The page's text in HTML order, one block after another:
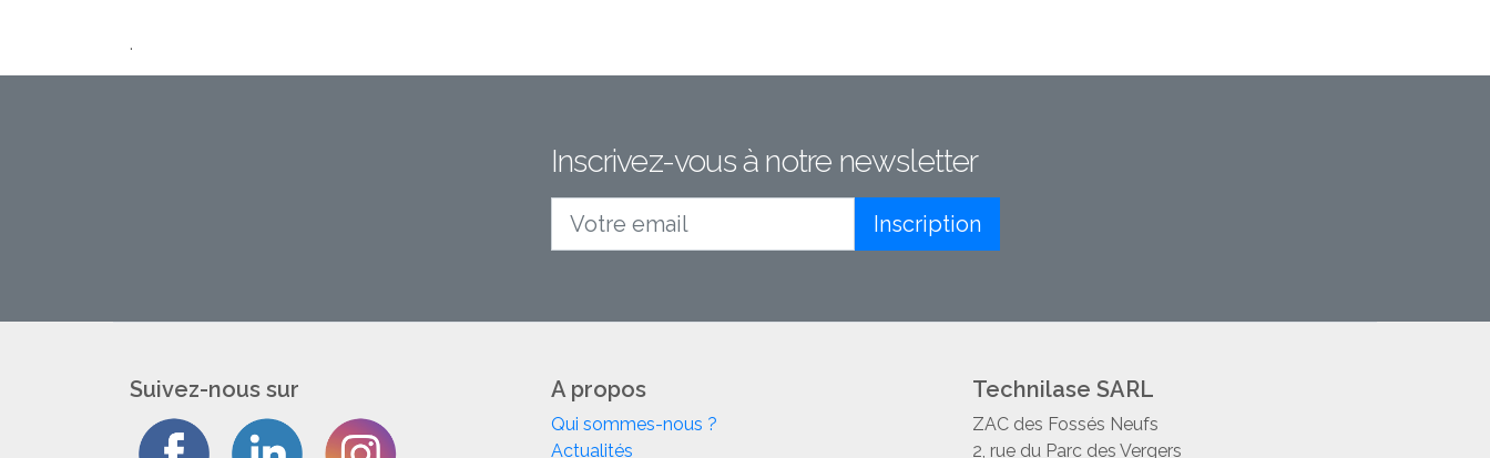
.
Inscrivez-vous à notre newsletter
Votre email Inscription
Suivez-nous sur A propos
Qui sommes-nous ?
Actualités
Technilase SARL
ZAC des Fossés Neufs
2, rue du Parc des Vergers